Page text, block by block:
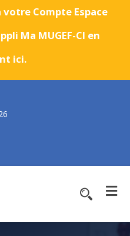
Compte Espace
Ma MUGEF-CI en
ici.